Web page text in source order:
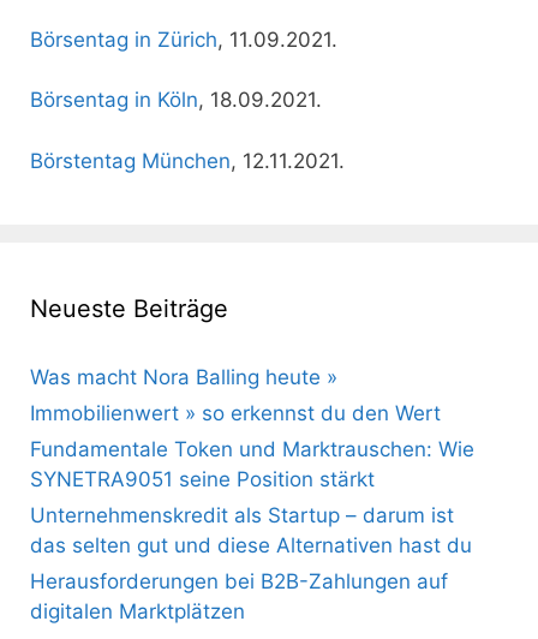
Börsentag in Zürich, 11.09.2021.
Börsentag in Köln, 18.09.2021.
Börstentag München, 12.11.2021.
Neueste Beiträge
Was macht Nora Balling heute »
Immobilienwert » so erkennst du den Wert
Fundamentale Token und Marktrauschen: Wie
SYNETRA9051 seine Position stärkt
Unternehmenskredit als Startup – darum ist
das selten gut und diese Alternativen hast du
Herausforderungen bei B2B-Zahlungen auf
digitalen Marktplätzen